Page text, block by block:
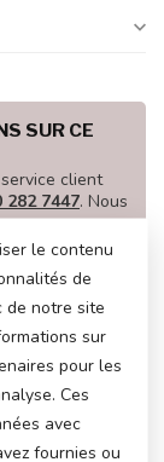
SUR CE
client
282 7447. Nous
le contenu
de
de notre site
sur
pour les
Ces
avec
fournies ou